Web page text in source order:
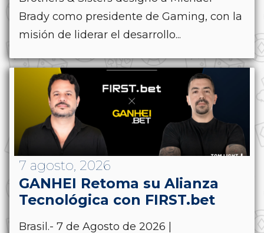
Brady como presidente de Gaming, con la
misión de liderar el desarrollo...
7 agosto, 2026
GANHEI Retoma su Alianza
Tecnológica con FIRST.bet
Brasil.- 7 de Agosto de 2026 |